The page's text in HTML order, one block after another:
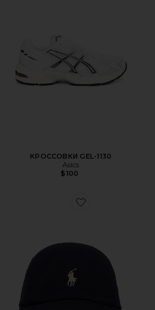
КРОССОВКИ GEL-1130
Asics
$100
Favorite ШЛЯПА